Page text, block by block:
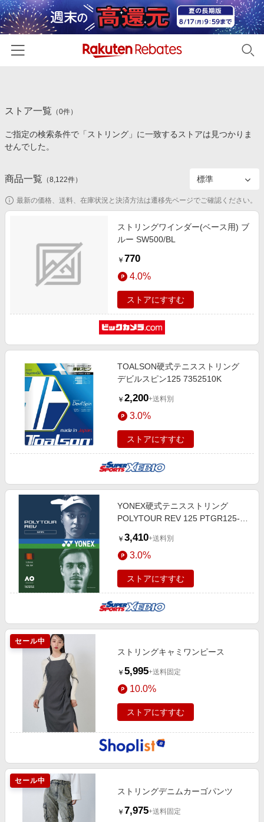
カテゴリー一覧
百貨店・総合ECモール
食品・スイーツ・お酒
コスメ・健康・医薬品
家電・PC・スマホ・カメラ
スポーツ・アウトドア・ゴルフ
旅行・レジャー・ホテル予約
生活・お役立ち
金融・マネー・保険
デジタルコンテンツ
ビジネス・その他サービス
イベント一覧
初回購入者限定特典
対象ストア新規限定特典
楽天ペイ導入ストア
楽天サービス特集
わくわく夏特集
とことん買い物チャレンジ
Qoo10メガポ
Samsung ボーナスキャンペーン
週末の高還元 夏の長期版
ストア一覧 （0件）
ご指定の検索条件で「ストリング」に一致するストアは見つかりま
せんでした。
商品一覧 （8,122件）
最新の価格、送料、在庫状況と決済方法は遷移先ページでご確認ください。
ストリングワインダー(ベース用) ブ
ルー SW500/BL
￥ 770
4.0%
ストアにすすむ
TOALSON硬式テニスストリング
デビルスピン125 7352510K
￥ 2,200+送料別
3.0%
ストアにすすむ
YONEX硬式テニスストリング
POLYTOUR REV 125 PTGR125-
￥ 3,410+送料別
3.0%
ストアにすすむ
セール中
ストリングキャミワンピース
￥ 5,995+送料固定
10.0%
ストアにすすむ
セール中
ストリングデニムカーゴパンツ
￥ 7,975+送料固定